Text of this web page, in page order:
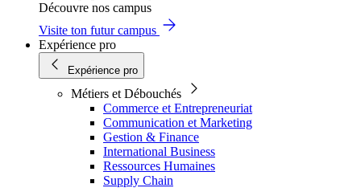
Découvre nos campus
Visite ton futur campus
Expérience pro
Expérience pro
Métiers et Débouchés
Commerce et Entrepreneuriat
Communication et Marketing
Gestion & Finance
International Business
Ressources Humaines
Supply Chain